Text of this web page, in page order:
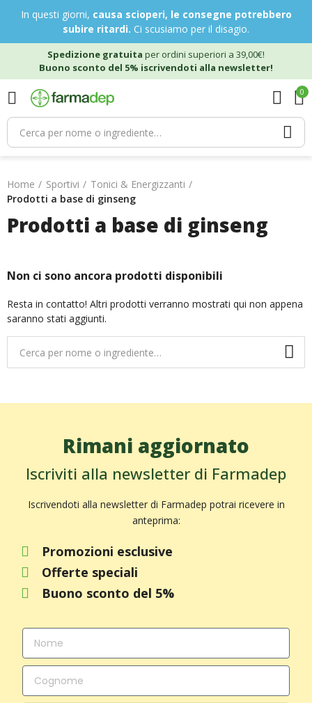
In questi giorni, causa scioperi, le consegne potrebbero
subire ritardi. Ci scusiamo per il disagio.
Spedizione gratuita per ordini superiori a 39,00€!
Buono sconto del 5% iscrivendoti alla newsletter!
0
Home Sportivi
Tonici & Energizzanti
Prodotti a base di ginseng
Prodotti a base di ginseng
Non ci sono ancora prodotti disponibili
Resta in contatto! Altri prodotti verranno mostrati qui non appena
saranno stati aggiunti.
Rimani aggiornato
Iscriviti alla newsletter di Farmadep
Iscrivendoti alla newsletter di Farmadep potrai ricevere in
anteprima:
Promozioni esclusive
Offerte speciali
Buono sconto del 5%